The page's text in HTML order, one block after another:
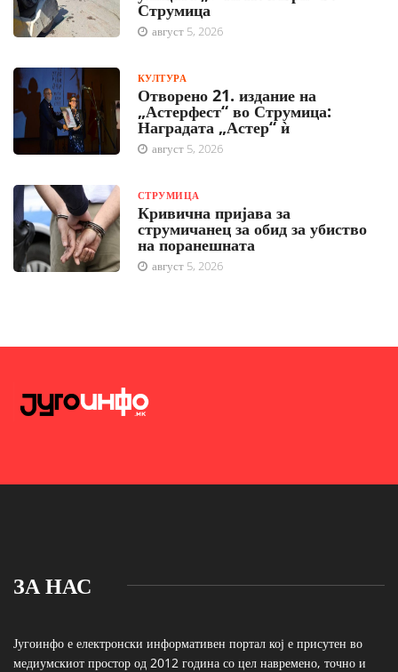
Струмица
август 5, 2026
КУЛТУРА
Отворено 21. издание на
„Астерфест“ во Струмица:
Наградата „Астер“ ѝ
август 5, 2026
СТРУМИЦА
Кривична пријава за
струмичанец за обид за убиство
на поранешната
август 5, 2026
ЗА НАС
Југоинфо е електронски информативен портал кој е присутен во
медиумскиот простор од 2012 година со цел навремено, точно и